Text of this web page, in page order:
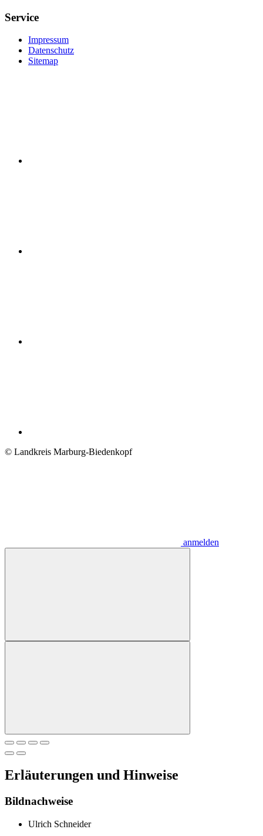
Service
Impressum
Datenschutz
Sitemap
© Landkreis Marburg-Biedenkopf
anmelden
Erläuterungen und Hinweise
Bildnachweise
Ulrich Schneider